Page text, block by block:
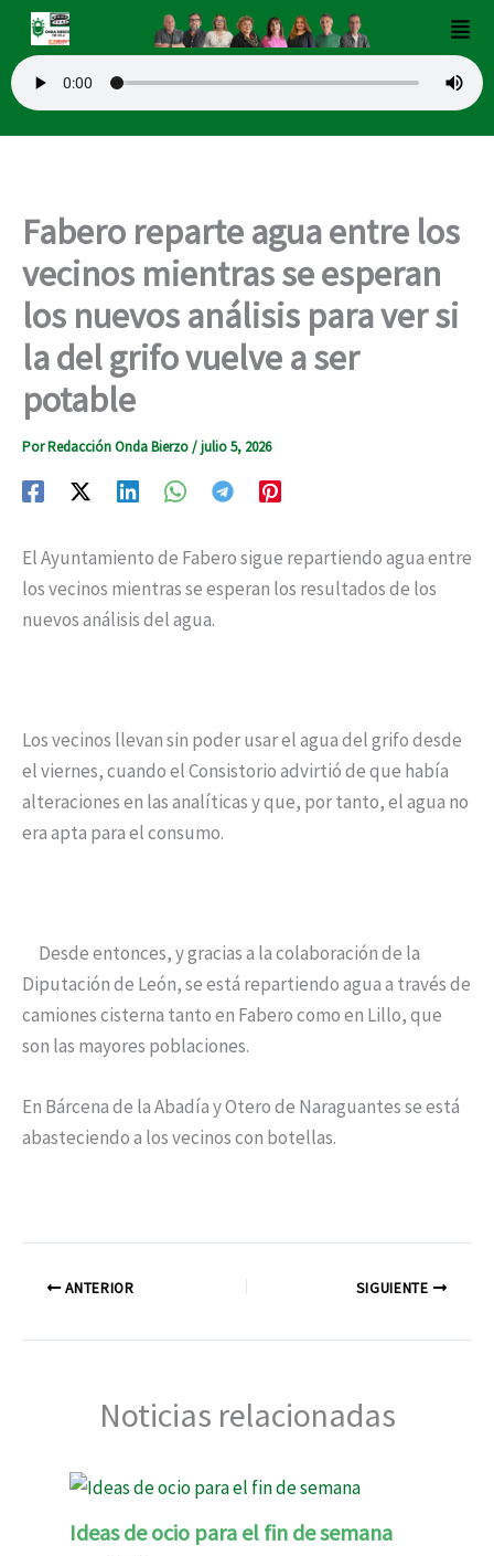
contenido
Fabero reparte agua entre los
vecinos mientras se esperan
los nuevos análisis para ver si
la del grifo vuelve a ser
potable
PorRedacción Onda Bierzo/julio 5, 2026
El Ayuntamiento de Fabero sigue repartiendo agua entre
los vecinos mientras se esperan los resultados de los
nuevos análisis del agua.
Los vecinos llevan sin poder usar el agua del grifo desde
el viernes, cuando el Consistorio advirtió de que había
alteraciones en las analíticas y que, por tanto, el agua no
era apta para el consumo.
Desde entonces, y gracias a la colaboración de la
Diputación de León, se está repartiendo agua a través de
camiones cisterna tanto en Fabero como en Lillo, que
son las mayores poblaciones.
En Bárcena de la Abadía y Otero de Naraguantes se está
abasteciendo a los vecinos con botellas.
ANTERIOR SIGUIENTE
Noticias relacionadas
Ideas de ocio para el fin de semana